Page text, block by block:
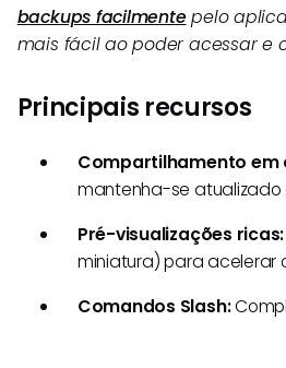
backups facilmentepelo
mais fácil ao poder acessar e
Principais recursos
Compartilhamento em
mantenha-se
Pré-visualizações ricas:
miniatura) para acelerar
Comandos Slash: